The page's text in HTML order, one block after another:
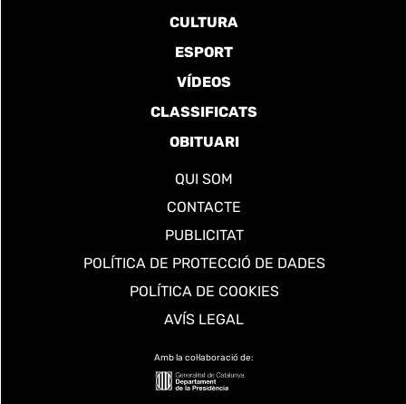
CULTURA
ESPORT
VÍDEOS
CLASSIFICATS
OBITUARI
QUI SOM
CONTACTE
PUBLICITAT
POLÍTICA DE PROTECCIÓ DE DADES
POLÍTICA DE COOKIES
AVÍS LEGAL
Amb la col·laboració de: